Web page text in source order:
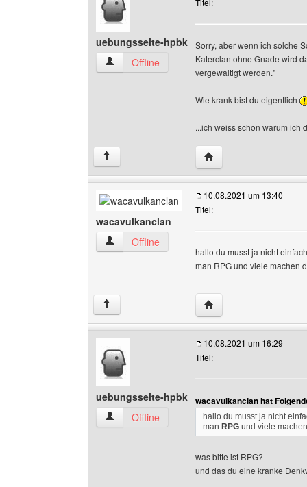
uebungsseite-hpbk
uebungsseite-hpbk Benutzer-Profile anzeigen
Offline
Titel:
Sorry, aber wenn ich solche
Katerclan ohne Gnade wird
vergewaltigt werden."
Wie krank bist du eigentlich
...ich weiss schon warum ich
↑ Website dieses
wacavulkanclan
wacavulkanclan Benutzer-Profile anzeigen
Offline
10.08.2021 um 13:40
Titel:
hallo du musst ja nicht
man RPG und viele machen
↑ Website dieses
uebungsseite-hpbk
uebungsseite-hpbk Benutzer-Profile anzeigen
Offline
10.08.2021 um 16:29
Titel:
wacavulkanclan hat
hallo du musst ja nicht
man RPG und viele
was bitte ist RPG?
und das du eine kranke